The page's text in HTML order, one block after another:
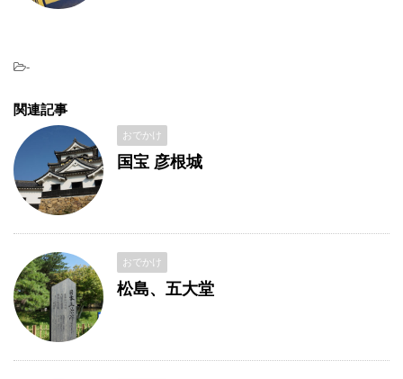
-
関連記事
おでかけ
国宝 彦根城
おでかけ
松島、五大堂